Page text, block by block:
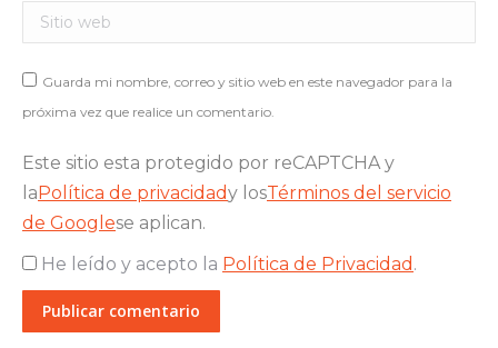
Sitio web
Guarda mi nombre, correo y sitio web en este navegador para la
próxima vez que realice un comentario.
Este sitio esta protegido por reCAPTCHA y
laPolítica de privacidady losTérminos del servicio
de Googlese aplican.
He leído y acepto la Política de Privacidad .
Publicar comentario